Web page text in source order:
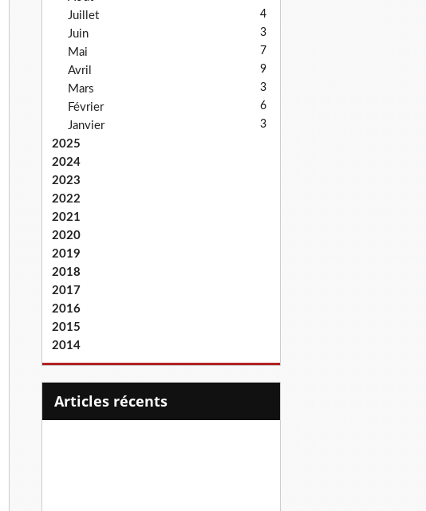
Juillet 4
Juin 3
Mai 7
Avril 9
Mars 3
Février 6
Janvier 3
2025
2024
2023
2022
2021
2020
2019
2018
2017
2016
2015
2014
articles récents